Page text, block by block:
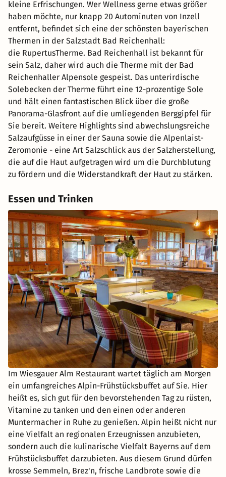
kleine Erfrischungen. Wer Wellness gerne etwas größer
haben möchte, nur knapp 20 Autominuten von Inzell
entfernt, befindet sich eine der schönsten bayerischen
Thermen in der Salzstadt Bad Reichenhall:
die RupertusTherme. Bad Reichenhall ist bekannt für
sein Salz, daher wird auch die Therme mit der Bad
Reichenhaller Alpensole gespeist. Das unterirdische
Solebecken der Therme führt eine 12-prozentige Sole
und hält einen fantastischen Blick über die große
Panorama-Glasfront auf die umliegenden Berggipfel für
Sie bereit. Weitere Highlights sind abwechslungsreiche
Salzaufgüsse in einer der Sauna sowie die Alpenlaist-
Zeromonie - eine Art Salzschlick aus der Salzherstellung,
die auf die Haut aufgetragen wird um die Durchblutung
zu fördern und die Widerstandkraft der Haut zu stärken.
Essen und Trinken
Im Wiesgauer Alm Restaurant wartet täglich am Morgen
ein umfangreiches Alpin-Frühstücksbuffet auf Sie. Hier
heißt es, sich gut für den bevorstehenden Tag zu rüsten,
Vitamine zu tanken und den einen oder anderen
Muntermacher in Ruhe zu genießen. Alpin heißt nicht nur
eine Vielfalt an regionalen Erzeugnissen anzubieten,
sondern auch die kulinarische Vielfalt Bayerns auf dem
Frühstücksbuffet darzubieten. Aus diesem Grund dürfen
krosse Semmeln, Brez'n, frische Landbrote sowie die